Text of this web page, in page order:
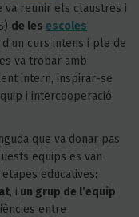
va reunir els claustres i
de les escoles
curs intens i ple de
va trobar amb
intern, inspirar-se
i intercooperació
que va donar pas
equips es van
educatives:
, i un grup de l’equip
entre